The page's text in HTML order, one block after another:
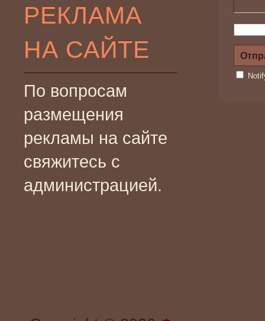
РЕКЛАМА
НА САЙТЕ
По вопросам
размещения
рекламы на сайте
свяжитесь с
администрацией.